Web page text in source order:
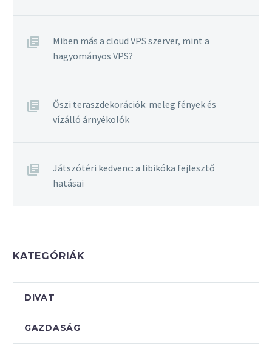
Miben más a cloud VPS szerver, mint a
hagyományos VPS?
Őszi teraszdekorációk: meleg fények és
vízálló árnyékolók
Játszótéri kedvenc: a libikóka fejlesztő
hatásai
KATEGÓRIÁK
DIVAT
GAZDASÁG